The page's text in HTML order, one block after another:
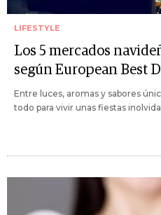
LIFESTYLE
Los 5 mercados
según European Best
Entre luces, aromas y sabores
todo para vivir unas fiestas